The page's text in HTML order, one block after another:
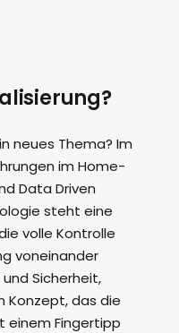
neues Thema? Im
im Home-
Data Driven
steht eine
volle Kontrolle
voneinander
Sicherheit,
Konzept, das die
einem Fingertipp